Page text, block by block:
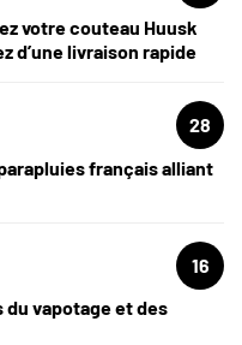
votre couteau Huusk
d’une livraison rapide
28
français alliant
16
du vapotage et des